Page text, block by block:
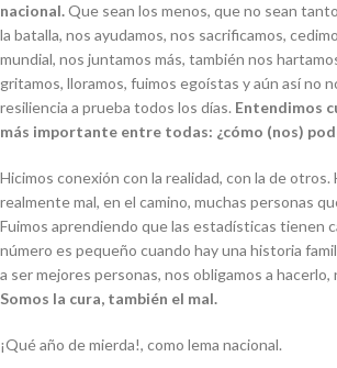
nacional.Que sean los menos, que no sean
la batalla, nos ayudamos, nos sacrificamos,
mundial, nos juntamos más, también nos
gritamos, lloramos, fuimos egoístas y aún así no
resiliencia a prueba todos los días. Entendimos
más importante entre todas: ¿cómo (nos)
Hicimos conexión con la realidad, con la de otros.
realmente mal, en el camino, muchas personas
Fuimos aprendiendo que las estadísticas tienen
número es pequeño cuando hay una historia
a ser mejores personas, nos obligamos a hacerlo,
Somos la cura, también el mal.
¡Qué año de mierda!, como lema nacional.